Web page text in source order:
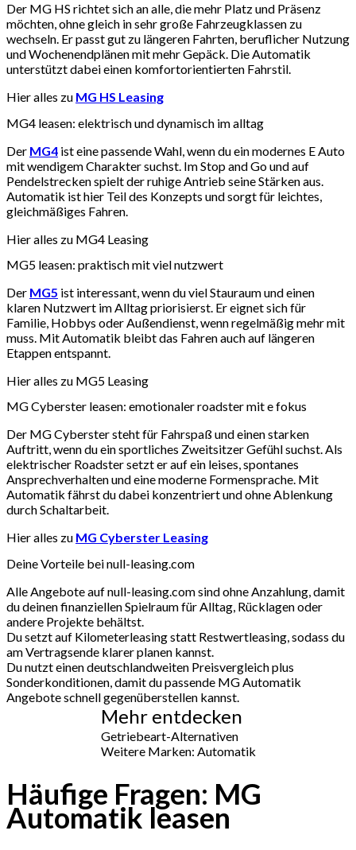
Der MG HS richtet sich an alle, die mehr Platz und Präsenz
möchten, ohne gleich in sehr große Fahrzeugklassen zu
wechseln. Er passt gut zu längeren Fahrten, beruflicher Nutzung
und Wochenendplänen mit mehr Gepäck. Die Automatik
unterstützt dabei einen komfortorientierten Fahrstil.
Hier alles zu MG HS Leasing
MG4 leasen: elektrisch und dynamisch im alltag
Der MG4 ist eine passende Wahl, wenn du ein modernes E Auto
mit wendigem Charakter suchst. Im Stop and Go und auf
Pendelstrecken spielt der ruhige Antrieb seine Stärken aus.
Automatik ist hier Teil des Konzepts und sorgt für leichtes,
gleichmäßiges Fahren.
Hier alles zu MG4 Leasing
MG5 leasen: praktisch mit viel nutzwert
Der MG5 ist interessant, wenn du viel Stauraum und einen
klaren Nutzwert im Alltag priorisierst. Er eignet sich für
Familie, Hobbys oder Außendienst, wenn regelmäßig mehr mit
muss. Mit Automatik bleibt das Fahren auch auf längeren
Etappen entspannt.
Hier alles zu MG5 Leasing
MG Cyberster leasen: emotionaler roadster mit e fokus
Der MG Cyberster steht für Fahrspaß und einen starken
Auftritt, wenn du ein sportliches Zweitsitzer Gefühl suchst. Als
elektrischer Roadster setzt er auf ein leises, spontanes
Ansprechverhalten und eine moderne Formensprache. Mit
Automatik fährst du dabei konzentriert und ohne Ablenkung
durch Schaltarbeit.
Hier alles zu MG Cyberster Leasing
Deine Vorteile bei null-leasing.com
Alle Angebote auf null-leasing.com sind ohne Anzahlung, damit
du deinen finanziellen Spielraum für Alltag, Rücklagen oder
andere Projekte behältst.
Du setzt auf Kilometerleasing statt Restwertleasing, sodass du
am Vertragsende klarer planen kannst.
Du nutzt einen deutschlandweiten Preisvergleich plus
Sonderkonditionen, damit du passende MG Automatik
Angebote schnell gegenüberstellen kannst.
Mehr entdecken
Getriebeart-Alternativen
Weitere Marken: Automatik
Häufige Fragen: MG
Automatik leasen